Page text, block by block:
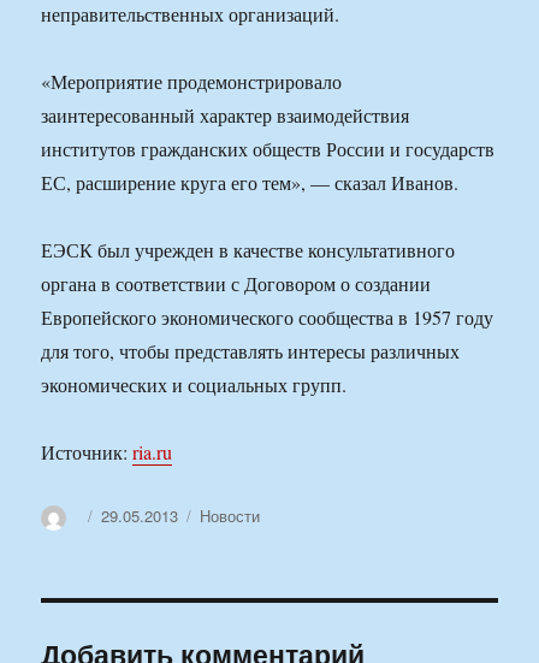
неправительственных организаций.
«Мероприятие продемонстрировало
заинтересованный характер взаимодействия
институтов гражданских обществ России и государств
ЕС, расширение круга его тем», — сказал Иванов.
ЕЭСК был учрежден в качестве консультативного
органа в соответствии с Договором о создании
Европейского экономического сообщества в 1957 году
для того, чтобы представлять интересы различных
экономических и социальных групп.
Источник:ria.ru
АвторОпубликовано
29.05.2013 Рубрики
Новости
Добавить комментарий